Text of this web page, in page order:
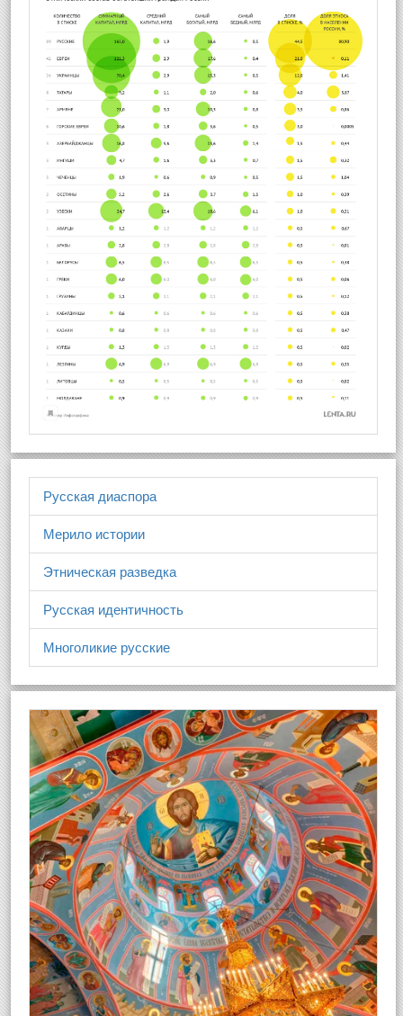
Русская диаспора
Мерило истории
Этническая разведка
Русская идентичность
Многоликие русские